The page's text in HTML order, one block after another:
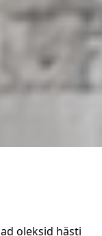
oleksid hästi